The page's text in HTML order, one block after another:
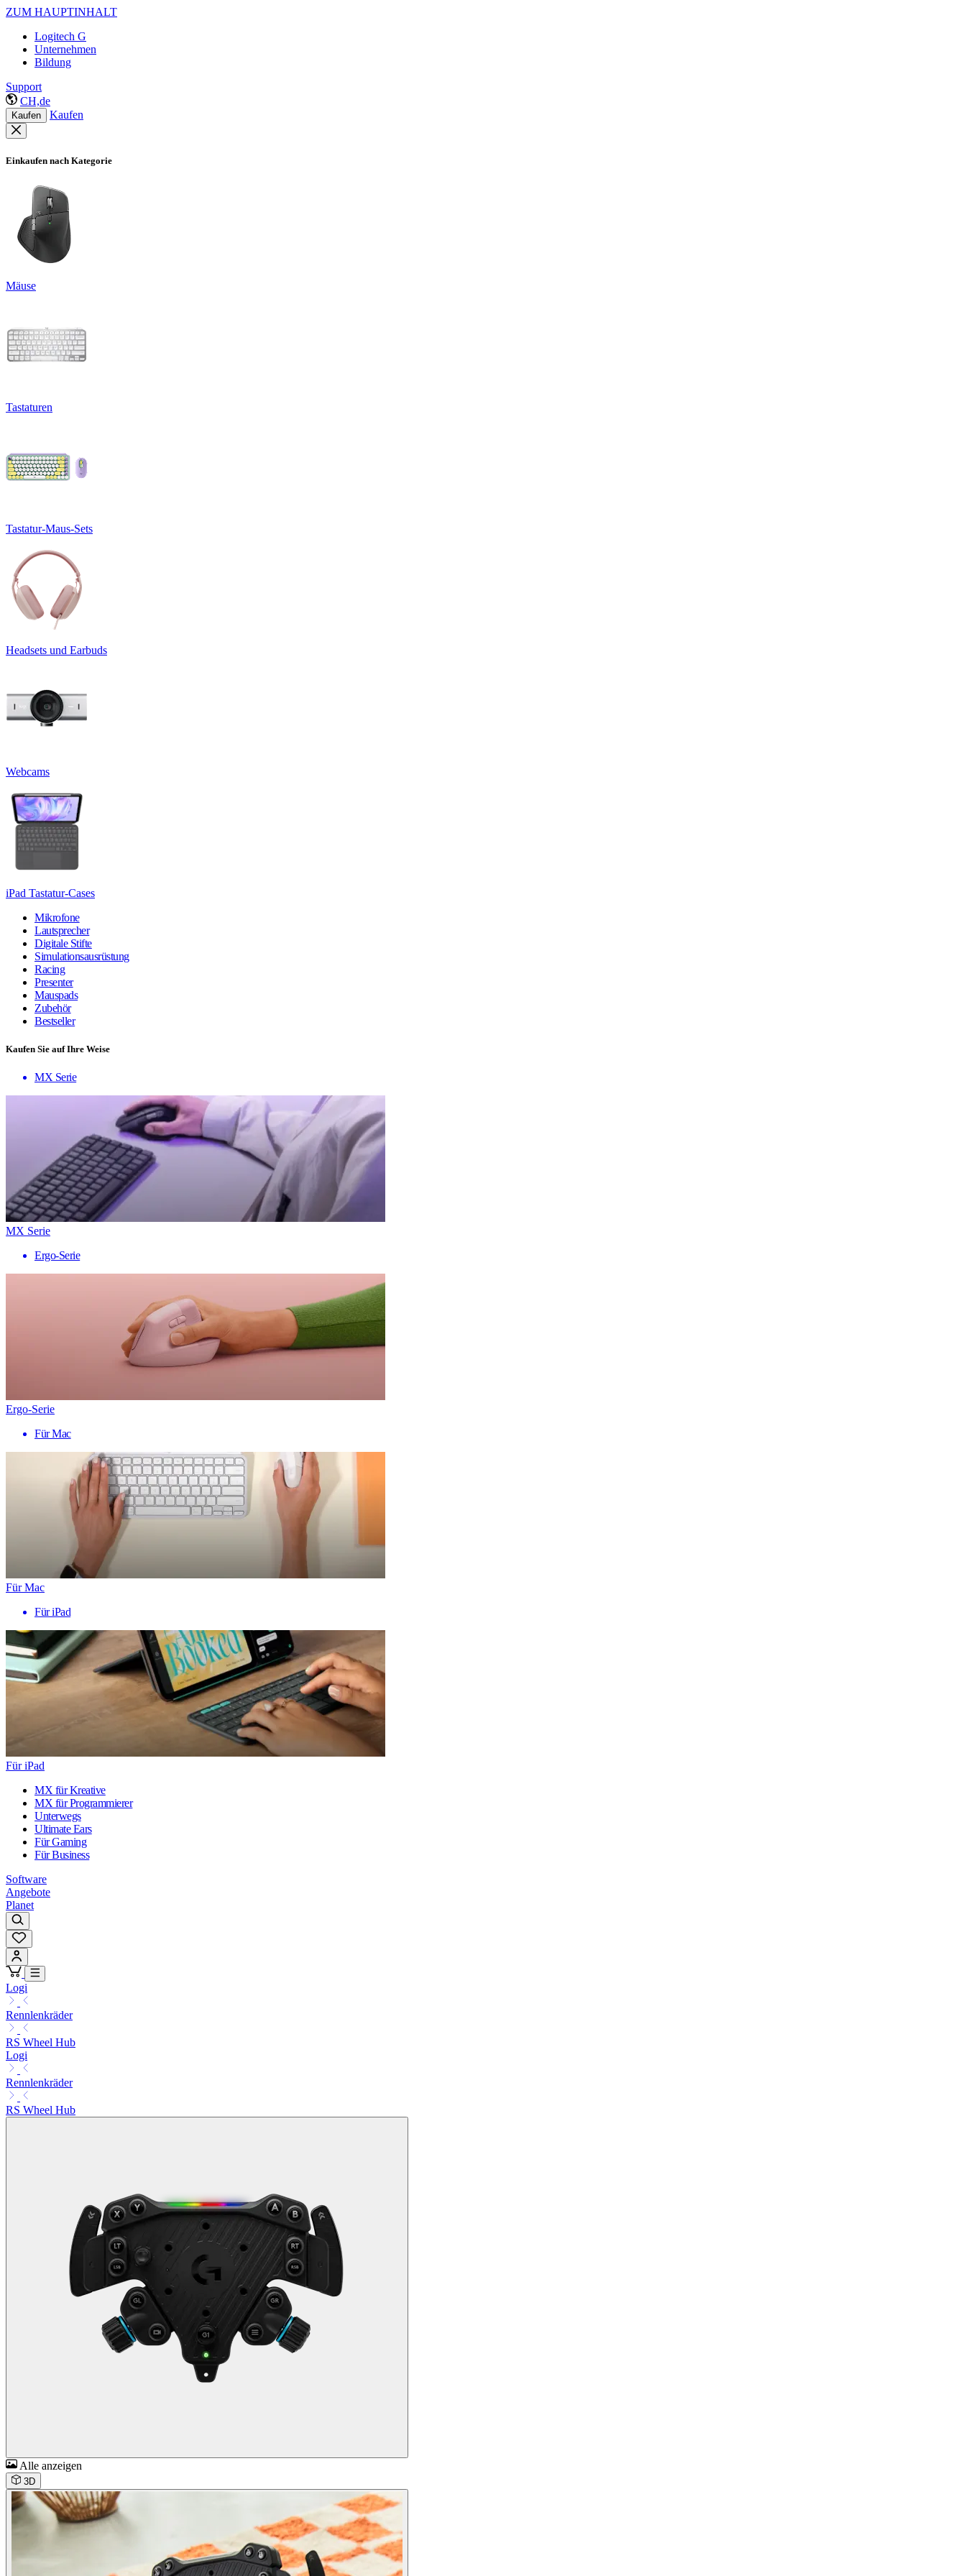
ZUM HAUPTINHALT
Logitech G
Unternehmen
Bildung
Support
CH,de
Kaufen Kaufen
Einkaufen nach Kategorie
Mäuse
Tastaturen
Tastatur-Maus-Sets
Headsets und Earbuds
Webcams
iPad Tastatur-Cases
Mikrofone
Lautsprecher
Digitale Stifte
Simulationsausrüstung
Racing
Presenter
Mauspads
Zubehör
Bestseller
Kaufen Sie auf Ihre Weise
MX Serie
MX Serie
Ergo-Serie
Ergo-Serie
Für Mac
Für Mac
Für iPad
Für iPad
MX für Kreative
MX für Programmierer
Unterwegs
Ultimate Ears
Für Gaming
Für Business
Software
Angebote
Planet
Logi
Rennlenkräder
RS Wheel Hub
Logi
Rennlenkräder
RS Wheel Hub
Alle anzeigen
3D